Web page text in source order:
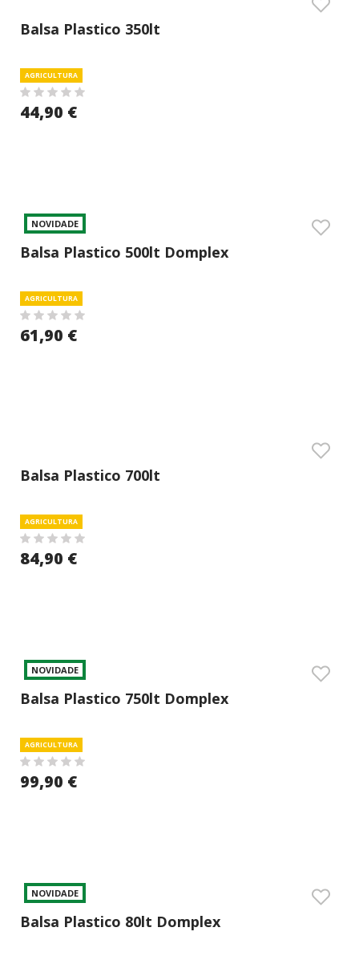
Balsa Plastico 350lt
AGRICULTURA
44,90 €
NOVIDADE
Balsa Plastico 500lt Domplex
AGRICULTURA
61,90 €
Balsa Plastico 700lt
AGRICULTURA
84,90 €
NOVIDADE
Balsa Plastico 750lt Domplex
AGRICULTURA
99,90 €
NOVIDADE
Balsa Plastico 80lt Domplex